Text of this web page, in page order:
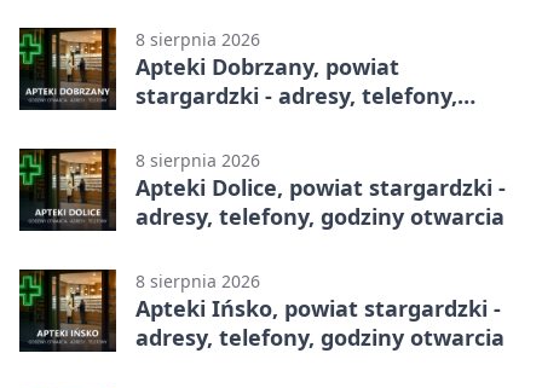
8 sierpnia 2026
Apteki Dobrzany, powiat
stargardzki - adresy, telefony,
8 sierpnia 2026
Apteki Dolice, powiat stargardzki -
adresy, telefony, godziny otwarcia
8 sierpnia 2026
Apteki Ińsko, powiat stargardzki -
adresy, telefony, godziny otwarcia